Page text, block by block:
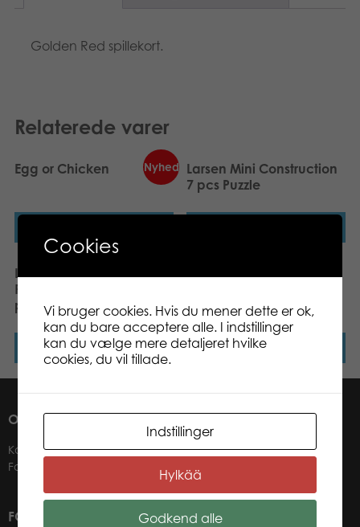
Polski
Golden Red spillekort.
Relaterede varer
Nyhed
Egg or Chicken
Larsen Mini Construction
7 pcs Puzzle
Larsen Mini Squirrel,
Rabbit, Hedgehog, Fox 5
pcs Puzzle
Læs mere
Tactic Puzzle Lovers Cute
Læs mere
OM OS
Kontakter
Forhandlere
FOR VORES FORHANDLERE
Cookies
Vi bruger cookies. Hvis du mener dette er ok,
kan du bare acceptere alle. I indstillinger
kan du vælge mere detaljeret hvilke
cookies, du vil tillade.
Indstillinger
Hylkää
Godkend alle